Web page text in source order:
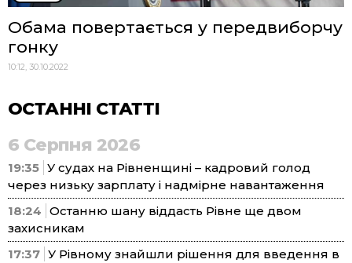
Обама повертається у передвиборчу
гонку
10:12, 30.10.2022
ОСТАННІ СТАТТІ
6 Серпня 2026
19:35 У судах на Рівненщині – кадровий голод
через низьку зарплату і надмірне навантаження
18:24 Останню шану віддасть Рівне ще двом
захисникам
17:37 У Рівному знайшли рішення для введення в